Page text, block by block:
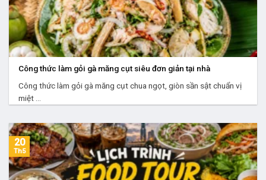
Công thức làm gỏi gà măng cụt siêu đơn giản tại nhà
Công thức làm gỏi gà măng cụt chua ngọt, giòn sần sật chuẩn vị
miệt ...
20
Th5